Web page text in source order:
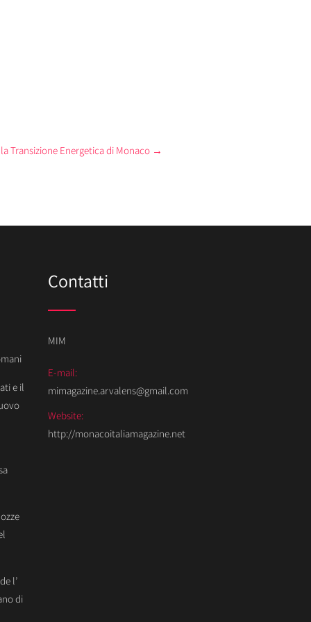
Transizione Energetica di Monaco →
e il
l’
di
Contatti
MIM
E-mail:
mimagazine.arvalens@gmail.com
Website:
http://monacoitaliamagazine.net